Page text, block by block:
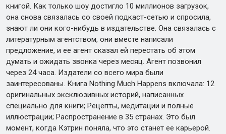
книгой. Как только шоу достигло 10 миллионов загрузок,
она снова связалась со своей подкаст-сетью и спросила,
знают ли они кого-нибудь в издательстве. Она связалась с
литературным агентством, они вместе написали
предложение, и ее агент сказал ей перестать об этом
думать и ожидать звонка через месяц. Агент позвонил
через 24 часа. Издатели со всего мира были
заинтересованы. Книга Nothing Much Happens включала: 12
оригинальных эксклюзивных историй, написанных
специально для книги; Рецепты, медитации и полные
иллюстрации; Распространение в 35 странах. Это был
момент, когда Кэтрин поняла, что это станет ее карьерой.